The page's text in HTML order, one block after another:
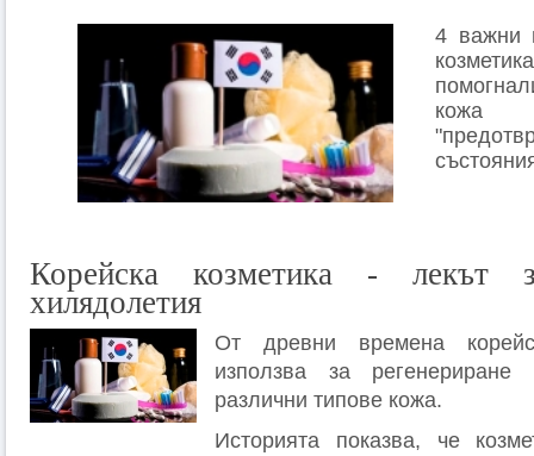
4 важни
кожа
Корейска козметика - лекът
хилядолетия
От древни времена
използва за
различни типове кожа.
Историята показва, че